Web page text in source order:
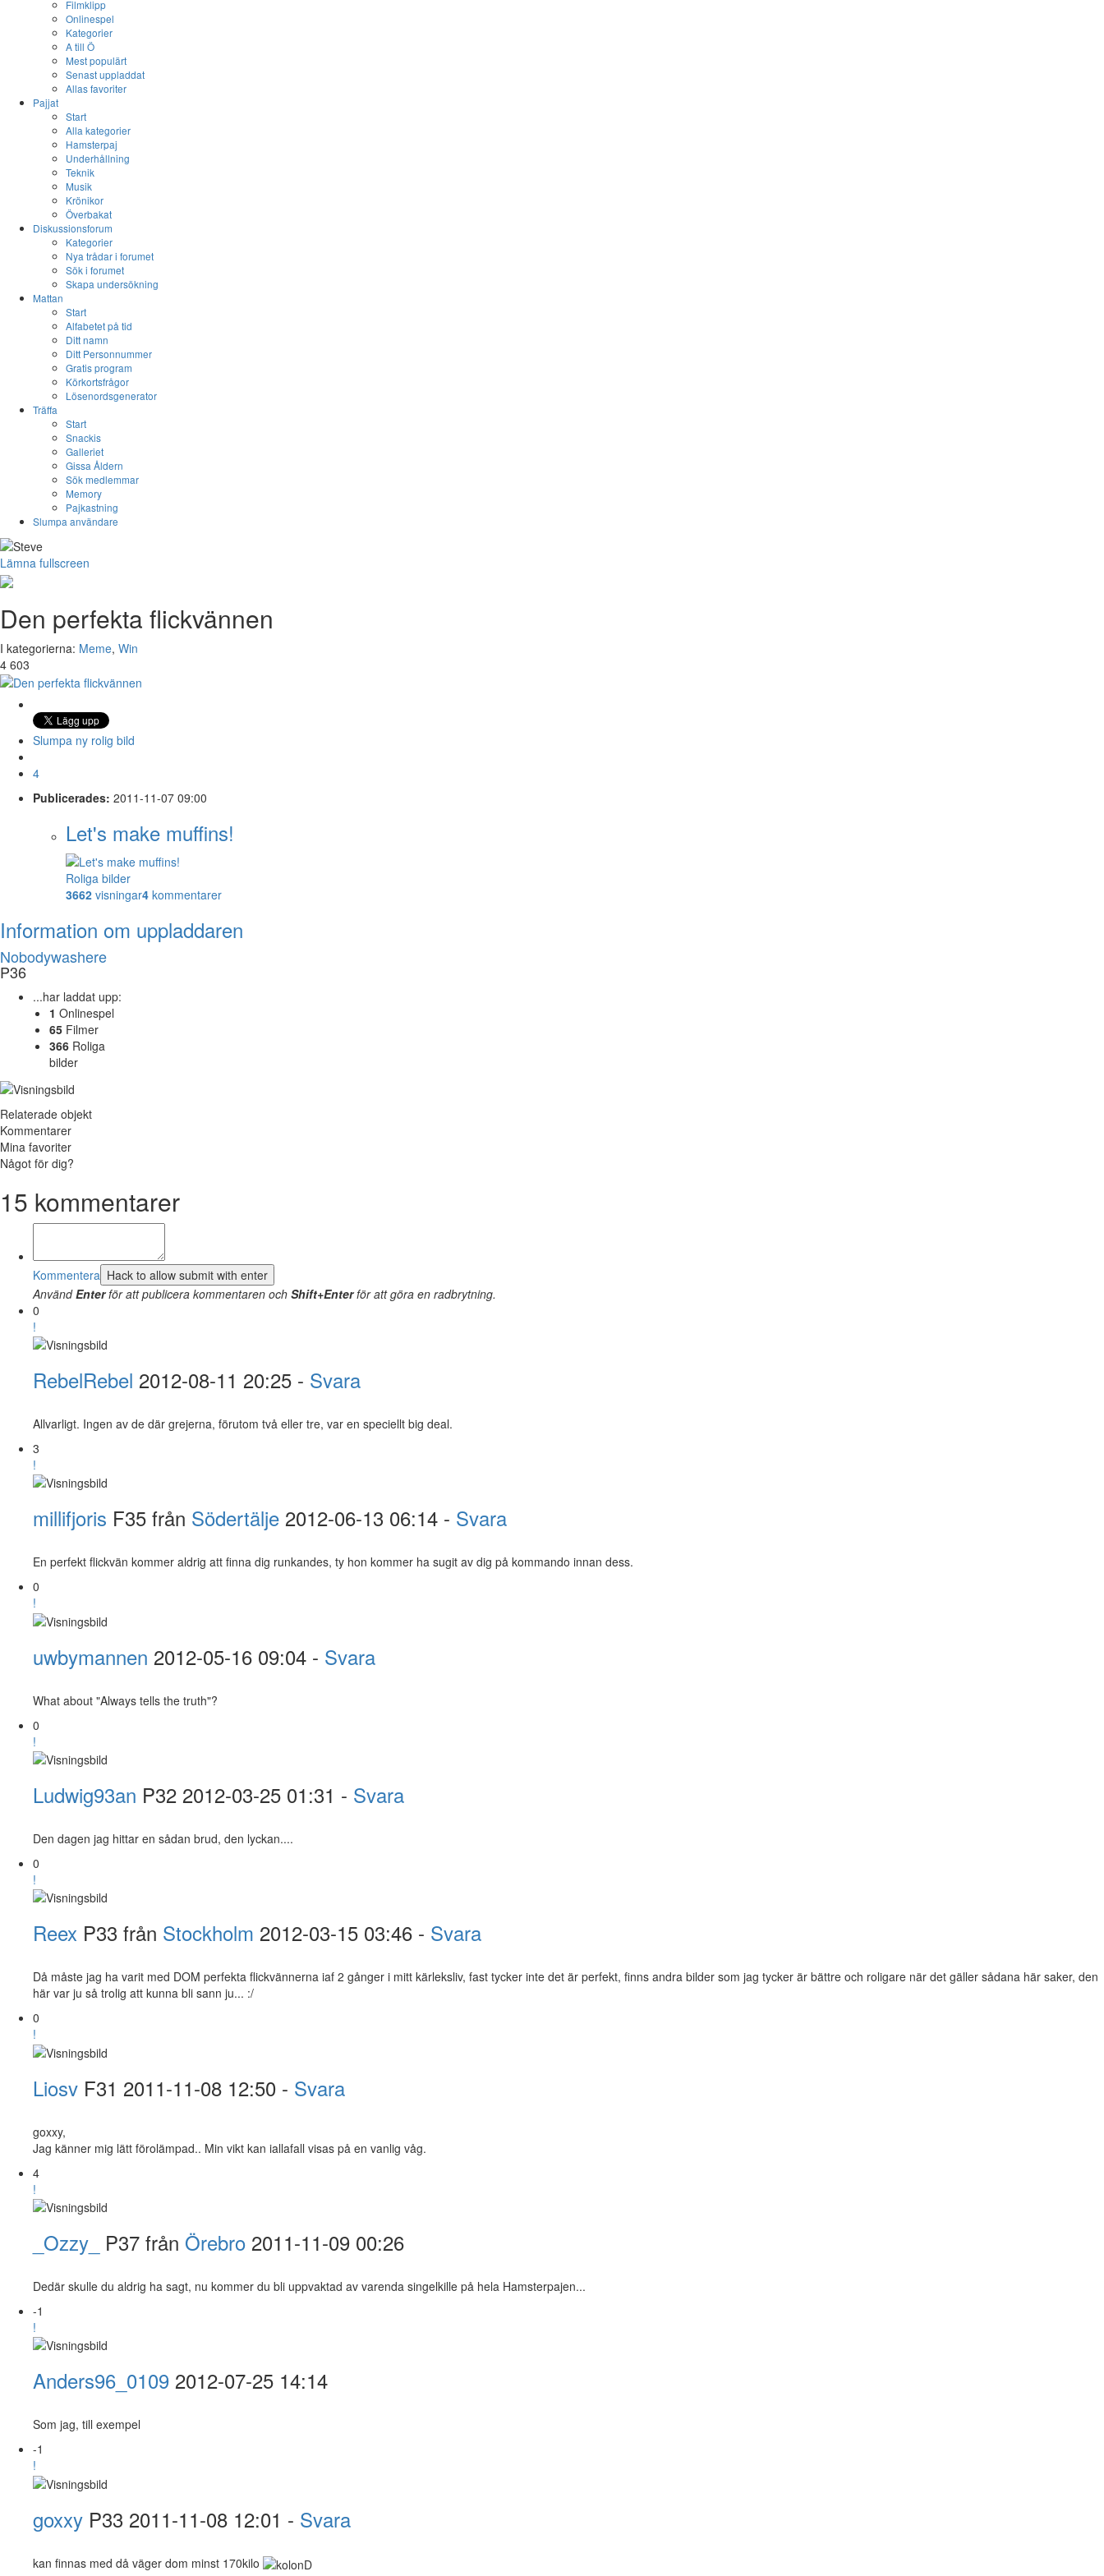
Filmklipp
Onlinespel
Kategorier
A till Ö
Mest populärt
Senast uppladdat
Allas favoriter
Pajjat
Start
Alla kategorier
Hamsterpaj
Underhållning
Teknik
Musik
Krönikor
Överbakat
Diskussionsforum
Kategorier
Nya trådar i forumet
Sök i forumet
Skapa undersökning
Mattan
Start
Alfabetet på tid
Ditt namn
Ditt Personnummer
Gratis program
Körkortsfrågor
Lösenordsgenerator
Träffa
Start
Snackis
Galleriet
Gissa Åldern
Sök medlemmar
Memory
Pajkastning
Slumpa användare
Lämna fullscreen
Den perfekta flickvännen
I kategorierna: Meme, Win
4 603
Slumpa ny rolig bild
4
Publicerades: 2011-11-07 09:00
Let's make muffins!
Roliga bilder
3662 visningar4 kommentarer
Information om uppladdaren
Nobodywashere
P36
...har laddat upp:
1 Onlinespel
65 Filmer
366 Roliga
bilder
Relaterade objekt
Kommentarer
Mina favoriter
Något för dig?
15 kommentarer
Kommentera
AnvändEnterför att publicera kommentaren och Shift+Enterför att göra en radbrytning.
0
!
RebelRebel 2012-08-11 20:25 - Svara
Allvarligt. Ingen av de där grejerna, förutom två eller tre, var en speciellt big deal.
3
!
millifjoris F35 från Södertälje 2012-06-13 06:14 - Svara
En perfekt flickvän kommer aldrig att finna dig runkandes, ty hon kommer ha sugit av dig på kommando innan dess.
0
!
uwbymannen 2012-05-16 09:04 - Svara
What about "Always tells the truth"?
0
!
Ludwig93an P32 2012-03-25 01:31 - Svara
Den dagen jag hittar en sådan brud, den lyckan....
0
!
Reex P33 från Stockholm 2012-03-15 03:46 - Svara
Då måste jag ha varit med DOM perfekta flickvännerna iaf 2 gånger i mitt kärleksliv, fast tycker inte det är perfekt, finns andra bilder som jag tycker är bättre och roligare när det gäller sådana här saker, den
här var ju så trolig att kunna bli sann ju... :/
0
!
Liosv F31 2011-11-08 12:50 - Svara
goxxy,
Jag känner mig lätt förolämpad.. Min vikt kan iallafall visas på en vanlig våg.
4
!
_Ozzy_ P37 från Örebro 2011-11-09 00:26
Dedär skulle du aldrig ha sagt, nu kommer du bli uppvaktad av varenda singelkille på hela Hamsterpajen...
-1
!
Anders96_0109 2012-07-25 14:14
Som jag, till exempel
-1
!
goxxy P33 2011-11-08 12:01 - Svara
kan finnas med då väger dom minst 170kilo